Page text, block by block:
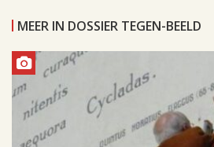
MEER IN DOSSIER TEGEN-BEELD